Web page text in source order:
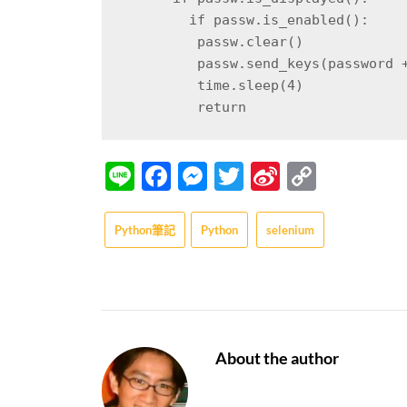
        if passw.is_enabled():
         passw.clear()
         time.sleep(4)
         return
LineFacebook
Messenger
Twitter
Sina
Weibo
Link
Python筆記 Python selenium
About the author